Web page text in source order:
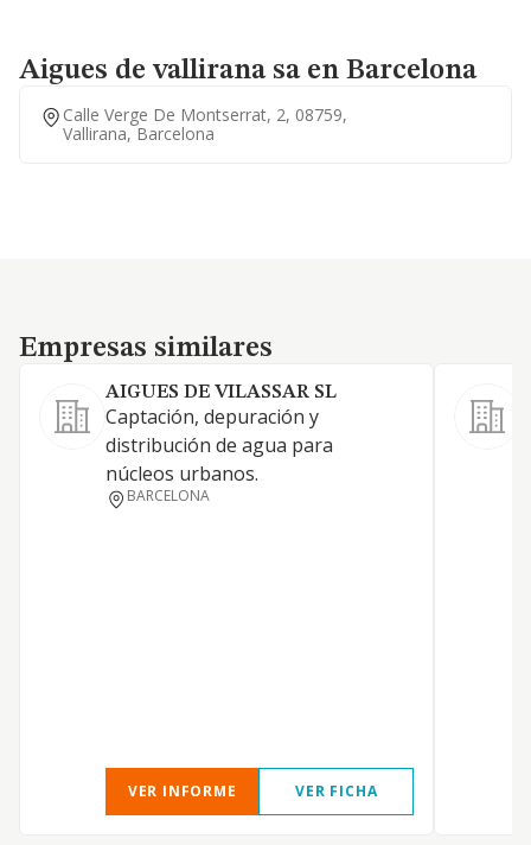
Aigues de vallirana sa en Barcelona
Calle Verge De Montserrat, 2, 08759,
Vallirana, Barcelona
Empresas similares
Empresas similares
AIGUES DE VILASSAR SL
Captación, depuración y
distribución de agua para
núcleos urbanos.
BARCELONA
VER INFORME VER FICHA